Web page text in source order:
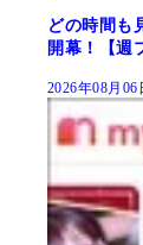
どの時間も
開幕！【週
2026年08月06